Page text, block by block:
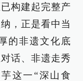
构建起完整产
，正是看中当
的非遗文化底
话、非遗走秀
这一“深山食